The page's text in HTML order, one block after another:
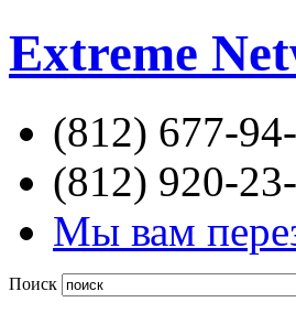
Extreme
(812) 677-
(812) 920-
Мы вам
Поиск